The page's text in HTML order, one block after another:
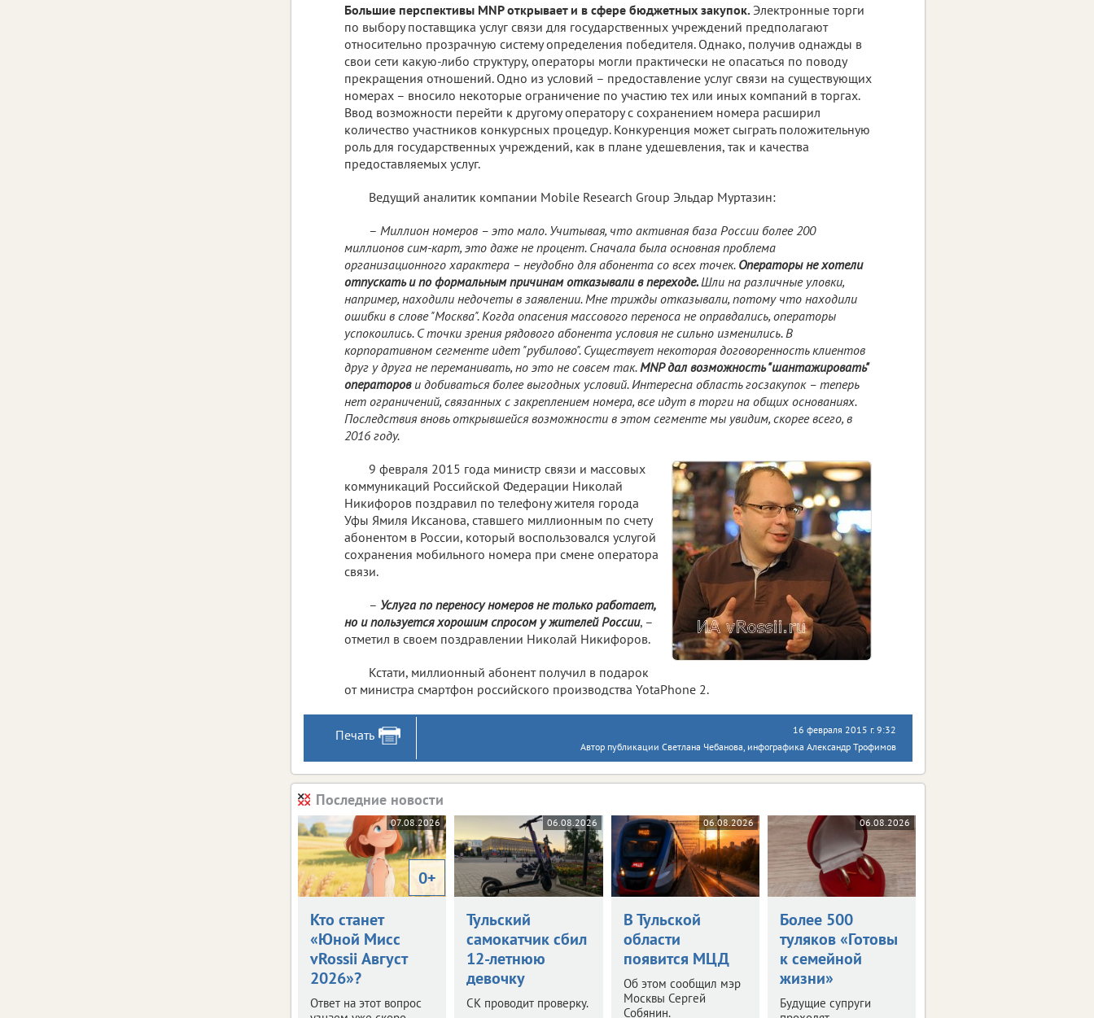
Большие перспективы MNP открывает и в сфере бюджетных закупок. Электронные торги
по выбору поставщика услуг связи для государственных учреждений предполагают
относительно прозрачную систему определения победителя. Однако, получив однажды в
свои сети какую-либо структуру, операторы могли практически не опасаться по поводу
прекращения отношений. Одно из условий – предоставление услуг связи на существующих
номерах – вносило некоторые ограничение по участию тех или иных компаний в торгах.
Ввод возможности перейти к другому оператору с сохранением номера расширил
количество участников конкурсных процедур. Конкуренция может сыграть положительную
роль для государственных учреждений, как в плане удешевления, так и качества
предоставляемых услуг.
Ведущий аналитик компании Mobile Research Group Эльдар Муртазин:
– Миллион номеров – это мало. Учитывая, что активная база России более 200
миллионов сим-карт, это даже не процент. Сначала была основная проблема
организационного характера – неудобно для абонента со всех точек. Операторы не хотели
отпускать и по формальным причинам отказывали в переходе. Шли на различные уловки,
например, находили недочеты в заявлении. Мне трижды отказывали, потому что находили
ошибки в слове "Москва". Когда опасения массового переноса не оправдались, операторы
успокоились. С точки зрения рядового абонента условия не сильно изменились. В
корпоративном сегменте идет "рубилово". Существует некоторая договоренность клиентов
друг у друга не переманивать, но это не совсем так.MNPдал возможность "шантажировать"
операторови добиваться более выгодных условий. Интересна область госзакупок – теперь
нет ограничений, связанных с закреплением номера, все идут в торги на общих основаниях.
Последствия вновь открывшейся возможности в этом сегменте мы увидим, скорее всего, в
2016 году.
9 февраля 2015 года министр связи и массовых
коммуникаций Российской Федерации Николай
Никифоров поздравил по телефону жителя города
Уфы Ямиля Иксанова, ставшего миллионным по счету
абонентом в России, который воспользовался услугой
сохранения мобильного номера при смене оператора
связи.
– Услуга по переносу номеров не только работает,
но и пользуется хорошим спросом у жителей России, –
отметил в своем поздравлении Николай Никифоров.
Кстати, миллионный абонент получил в подарок
от министра смартфон российского производства YotaPhone 2.
Печать
16 февраля 2015 г. 9:32
Автор публикации Светлана Чебанова, инфографика Александр Трофимов
Последние новости
07.08.2026
0+
Кто станет
«Юной Мисс
vRossii Август
2026»?
Ответ на этот вопрос
06.08.2026
Тульский
самокатчик сбил
12-летнюю
девочку
СК проводит проверку.
06.08.2026
В Тульской
области
появится МЦД
Об этом сообщил мэр
Москвы Сергей
Собянин.
06.08.2026
Более 500
туляков «Готовы
к семейной
жизни»
Будущие супруги